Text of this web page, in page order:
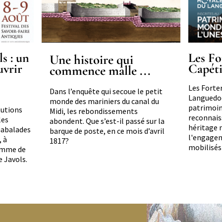
: un
à
de
Javols.
Une histoire qui
commence malle ...
Dans l’enquête qui secoue le petit
monde des mariniers du canal du
Midi, les rebondissements
abondent. Que s’est-il passé sur la
barque de poste, en ce mois d’avril
1817?
Les
Résumé
Les
héritage